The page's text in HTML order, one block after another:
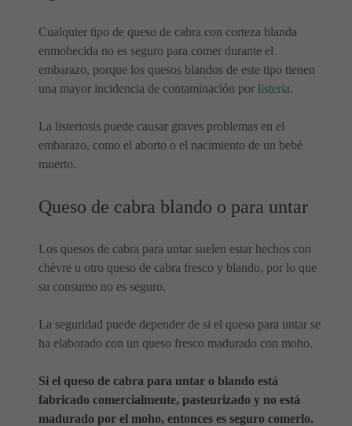
Cualquier tipo de queso de cabra con corteza blanda
enmohecida no es seguro para comer durante el
embarazo, porque los quesos blandos de este tipo tienen
una mayor incidencia de contaminación por listeria.
La listeriosis puede causar graves problemas en el
embarazo, como el aborto o el nacimiento de un bebé
muerto.
Queso de cabra blando o para untar
Los quesos de cabra para untar suelen estar hechos con
chèvre u otro queso de cabra fresco y blando, por lo que
su consumo no es seguro.
La seguridad puede depender de si el queso para untar se
ha elaborado con un queso fresco madurado con moho.
Si el queso de cabra para untar o blando está
fabricado comercialmente, pasteurizado y no está
madurado por el moho, entonces es seguro comerlo.